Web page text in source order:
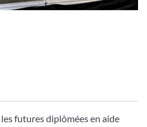
futures diplômées en aide